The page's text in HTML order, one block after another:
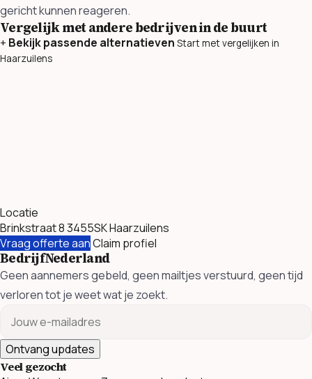
gericht kunnen reageren.
Vergelijk met andere bedrijven in de buurt
+ Bekijk passende alternatieven Start met vergelijken in
Haarzuilens
Locatie
Brinkstraat 8 3455SK Haarzuilens
Vraag offerte aanClaim profiel
BedrijfNederland
Geen aannemers gebeld, geen mailtjes verstuurd, geen tijd
verloren tot je weet wat je zoekt.
Ontvang updates
Veel gezocht